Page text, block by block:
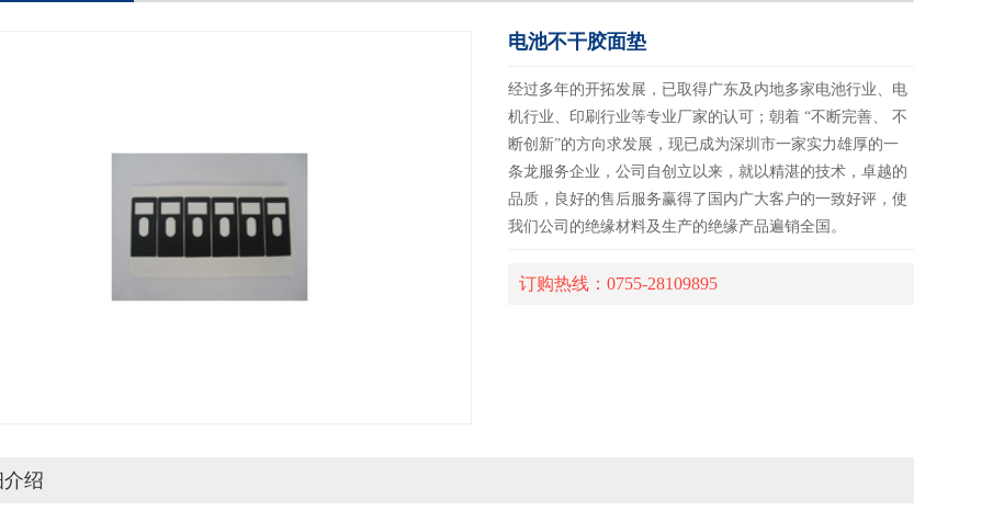
电池不干胶面垫
经过多年的开拓发展，已取得广东及内地多家电池行业、电
机行业、印刷行业等专业厂家的认可；朝着 “不断完善、 不
断创新”的方向求发展，现已成为深圳市一家实力雄厚的一
条龙服务企业，公司自创立以来，就以精湛的技术，卓越的
品质，良好的售后服务赢得了国内广大客户的一致好评，使
我们公司的绝缘材料及生产的绝缘产品遍销全国。
订购热线：0755-28109895
绍